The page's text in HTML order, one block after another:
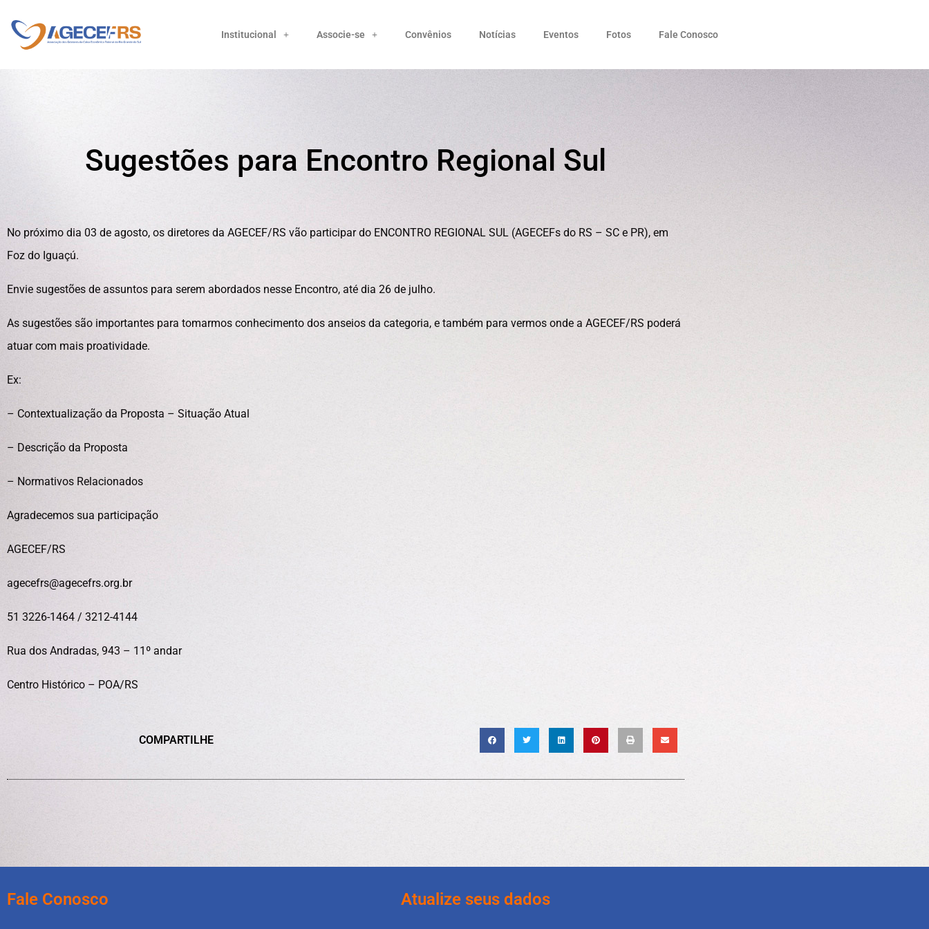
Institucional Associe-se Convênios Notícias Eventos Fotos Fale Conosco
Sugestões para Encontro Regional Sul
No próximo dia 03 de agosto, os diretores da AGECEF/RS vão participar do ENCONTRO REGIONAL SUL (AGECEFs do RS – SC e PR), em
Foz do Iguaçú.
Envie sugestões de assuntos para serem abordados nesse Encontro, até dia 26 de julho.
As sugestões são importantes para tomarmos conhecimento dos anseios da categoria, e também para vermos onde a AGECEF/RS poderá
atuar com mais proatividade.
Ex:
– Contextualização da Proposta – Situação Atual
– Descrição da Proposta
– Normativos Relacionados
Agradecemos sua participação
AGECEF/RS
agecefrs@agecefrs.org.br
51 3226-1464 / 3212-4144
Rua dos Andradas, 943 – 11º andar
Centro Histórico – POA/RS
COMPARTILHE
Fale Conosco Atualize seus dados